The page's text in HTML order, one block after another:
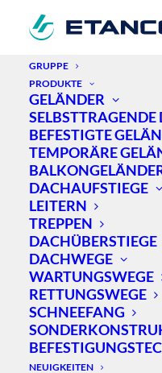
GRUPPE
PRODUKTE
GELÄNDER
BEFESTIGTE
TEMPORÄRE
DACHAUFSTIEGE
LEITERN
TREPPEN
DACHÜBERSTIEGE
DACHWEGE
WARTUNGSWEGE
RETTUNGSWEGE
SCHNEEFANG
NEUIGKEITEN
Home Neuigkeiten
Geländer vom Fachmann
AM BAU
NEUEN